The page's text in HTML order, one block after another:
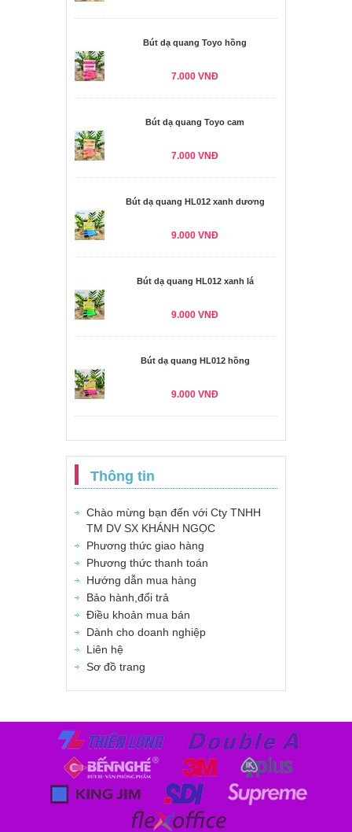
Bút dạ quang Toyo hồng
7.000 VNĐ
Bút dạ quang Toyo cam
7.000 VNĐ
Bút dạ quang HL012 xanh dương
9.000 VNĐ
Bút dạ quang HL012 xanh lá
9.000 VNĐ
Bút dạ quang HL012 hồng
9.000 VNĐ
Thông tin
Chào mừng bạn đến với Cty TNHH
TM DV SX KHÁNH NGỌC
Phương thức giao hàng
Phương thức thanh toán
Hướng dẫn mua hàng
Bảo hành,đổi trả
Điều khoản mua bán
Dành cho doanh nghiệp
Liên hệ
Sơ đồ trang